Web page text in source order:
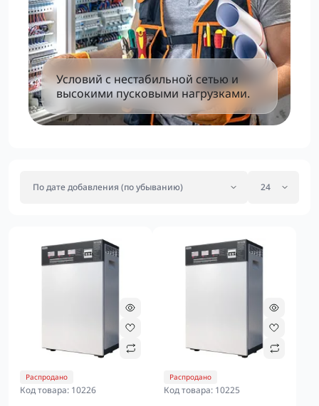
Условий с нестабильной сетью и
высокими пусковыми нагрузками.
Распродано
Код товара: 10226
Распродано
Код товара: 10225